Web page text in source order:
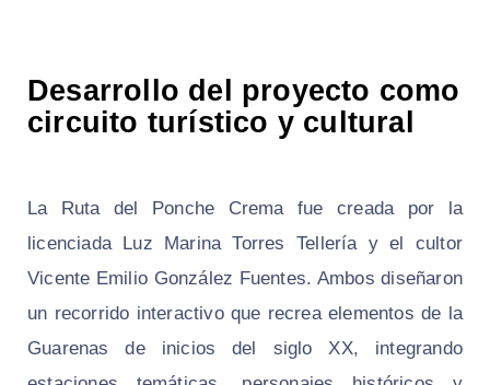
Desarrollo del proyecto como
circuito turístico y cultural
La Ruta del Ponche Crema fue creada por la
licenciada Luz Marina Torres Tellería y el cultor
Vicente Emilio González Fuentes. Ambos diseñaron
un recorrido interactivo que recrea elementos de la
Guarenas de inicios del siglo XX, integrando